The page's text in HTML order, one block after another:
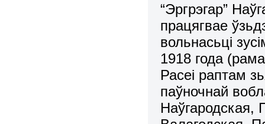
“Эргрэгар”
працягвае
вольнасьці
1918 года
Расеі раптам
паўночнай
Наўгародская,